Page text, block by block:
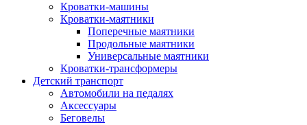
Кроватки-машины
Кроватки-маятники
Поперечные маятники
Продольные маятники
Универсальные маятники
Кроватки-трансформеры
Детский транспорт
Автомобили на педалях
Аксессуары
Беговелы